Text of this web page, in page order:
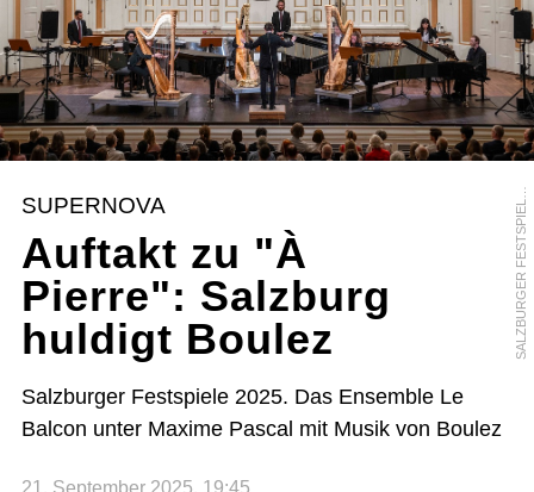
S
A
L
Z
B
U
R
G
E
R
F
E
S
T
S
P
I
E
L
E
/
M
A
R
C
O
B
O
R
R
E
L
L
I
SUPERNOVA
Auftakt zu "À
Pierre": Salzburg
huldigt Boulez
Salzburger Festspiele 2025. Das Ensemble Le
Balcon unter Maxime Pascal mit Musik von Boulez